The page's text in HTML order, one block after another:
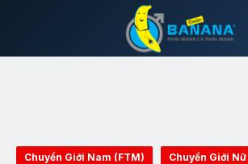
Chuyển Giới Nam (FTM) Chuyển Giới